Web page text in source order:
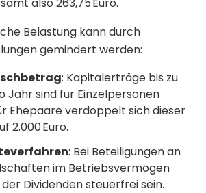
Belastung kann durch
gemindert werden:
: Kapitalerträge bis zu
Jahr sind für Einzelpersonen
Ehepaare verdoppelt sich dieser
2.000 Euro.
: Bei Beteiligungen an
im Betriebsvermögen
der Dividenden steuerfrei sein.